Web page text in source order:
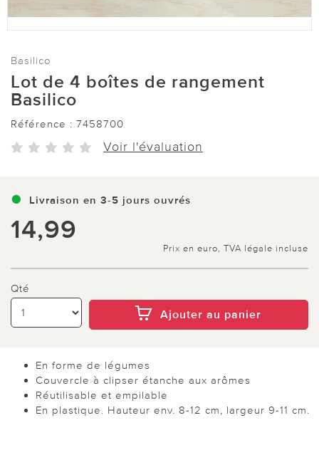
Basilico
Lot de 4 boîtes de rangement
Basilico
Référence : 7458700
Voir l'évaluation
Livraison en 3-5 jours ouvrés
14,99
Prix en euro, TVA légale incluse
Qté
Ajouter au panier
En forme de légumes
Couvercle à clipser étanche aux arômes
Réutilisable et empilable
En plastique. Hauteur env. 8-12 cm, largeur 9-11 cm.